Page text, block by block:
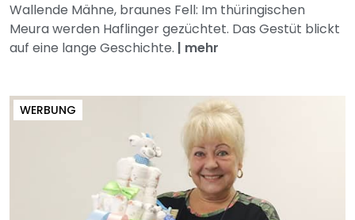
Wallende Mähne, braunes Fell: Im thüringischen
Meura werden Haflinger gezüchtet. Das Gestüt blickt
auf eine lange Geschichte. | mehr
WERBUNG